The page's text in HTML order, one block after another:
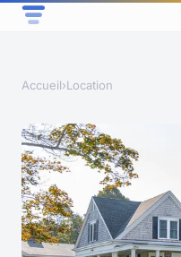
Accueil›Location